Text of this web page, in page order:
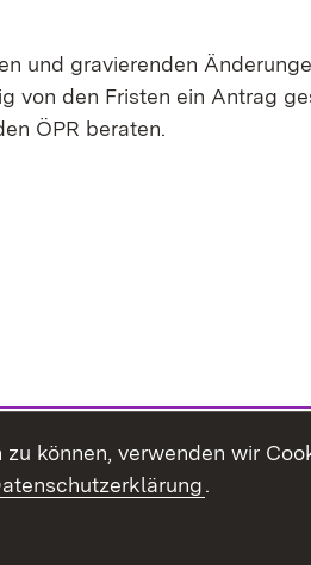
und gravierenden
von den Fristen ein Antrag
ÖPR beraten.
können, verwenden wir
.